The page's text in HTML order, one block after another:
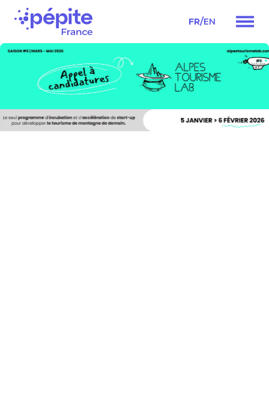
Navigation
principale
FR/EN